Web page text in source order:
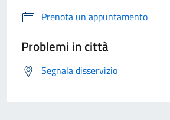
Prenota un appuntamento
Problemi in città
Segnala disservizio